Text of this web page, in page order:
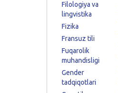
Filologiya va
lingvistika
Fizika
Fransuz tili
Fuqarolik
muhandisligi
Gender
tadqiqotlari